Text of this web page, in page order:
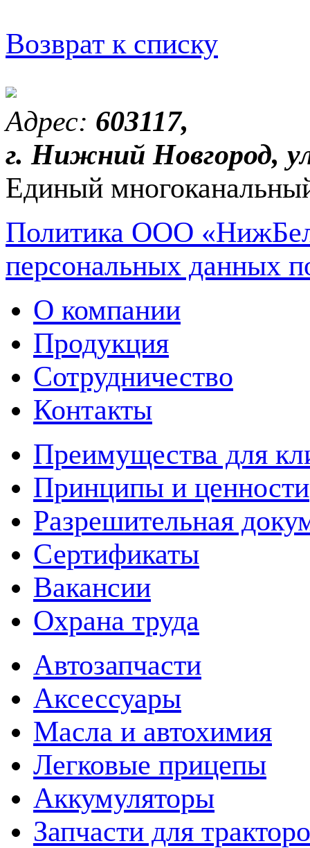
Возврат к списку
Адрес: 603117,
г. Нижний Новгород,
Единый
Политика ООО
персональных данных
О компании
Продукция
Сотрудничество
Контакты
Преимущества для
Принципы и ценности
Разрешительная
Сертификаты
Вакансии
Охрана труда
Автозапчасти
Аксессуары
Масла и автохимия
Легковые прицепы
Аккумуляторы
Запчасти для